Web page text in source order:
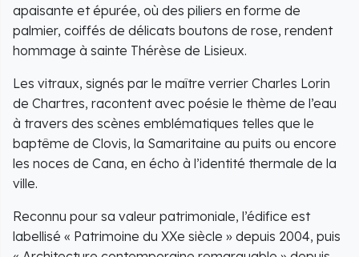
apaisante et épurée, où des piliers en forme de
palmier, coiffés de délicats boutons de rose, rendent
hommage à sainte Thérèse de Lisieux.
Les vitraux, signés par le maître verrier Charles Lorin
de Chartres, racontent avec poésie le thème de l’eau
à travers des scènes emblématiques telles que le
baptême de Clovis, la Samaritaine au puits ou encore
les noces de Cana, en écho à l’identité thermale de la
ville.
Reconnu pour sa valeur patrimoniale, l’édifice est
labellisé « Patrimoine du XXe siècle » depuis 2004, puis